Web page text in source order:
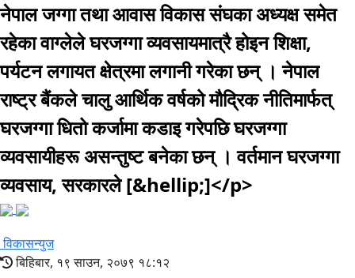
नेपाल जग्गा तथा आवास विकास संघका अध्यक्ष समेत
रहेका वाग्लेले घरजग्गा व्यवसायमात्रै होइन शिक्षा,
पर्यटन लगायत क्षेत्रमा लगानी गरेका छन् । नेपाल
राष्ट्र बैंकले चालु आर्थिक वर्षको मौद्रिक नीतिमार्फत्
घरजग्गा धितो कर्जामा कडाइ गरेपछि घरजग्गा
व्यवसायीहरू असन्तुष्ट बनेका छन् । वर्तमान घरजग्गा
व्यवसाय, सरकारले [&hellip;]</p>
विकासन्युज
बिहिबार, १९ साउन, २०७९ १८:१२